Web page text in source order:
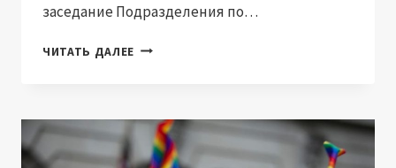
заседание Подразделения по…
ЧИТАТЬ ДАЛЕЕ ГЛОБАЛЬНЫЕ
ПРИРОДОЙ
ДОПУСКАЮТ